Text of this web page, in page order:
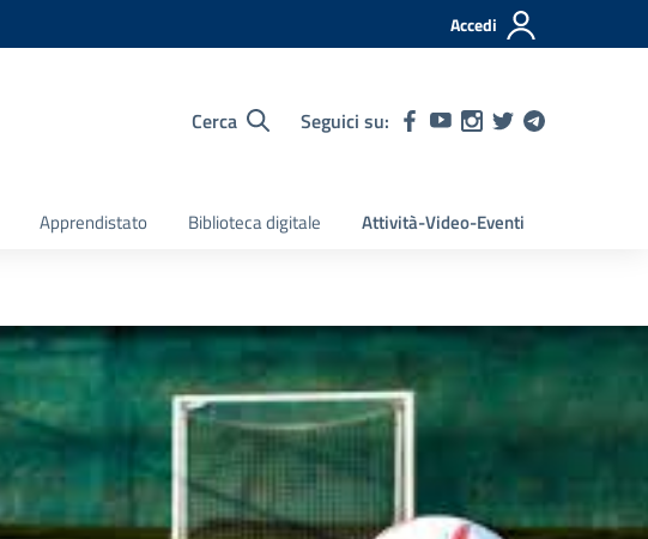
Accedi
Cerca Seguici su:
Apprendistato Biblioteca digitale Attività-Video-Eventi